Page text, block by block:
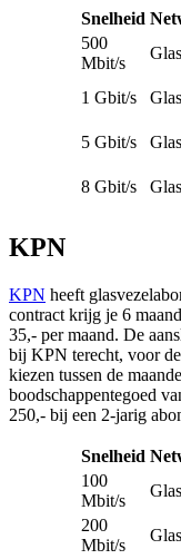
Snelheid
500
Mbit/s
1 Gbit/s
5 Gbit/s
8 Gbit/s
KPN
KPN heeft
contract krijg je 6
35,- per maand. De
bij KPN terecht, voor
kiezen tussen de
boodschappentegoed
250,- bij een 2-jarig
Snelheid
100
Mbit/s
200
Mbit/s